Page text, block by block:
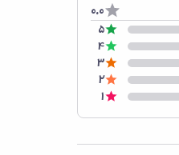
0.0
5
4
3
2
1